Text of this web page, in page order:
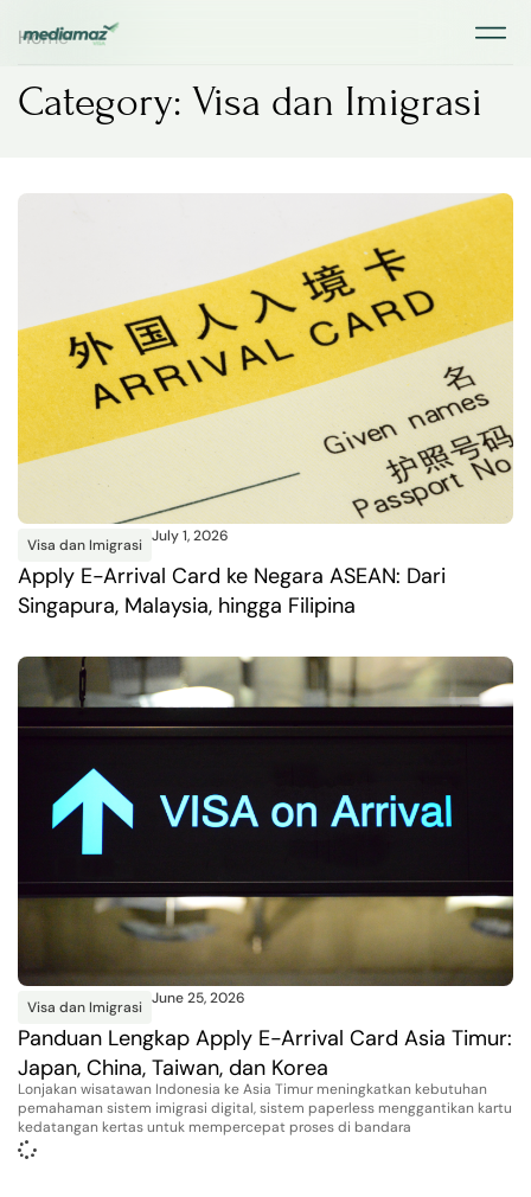
Home
Category: Visa dan Imigrasi
Visa dan Imigrasi July 1, 2026
Apply E-Arrival Card ke Negara ASEAN: Dari
Singapura, Malaysia, hingga Filipina
Visa dan Imigrasi June 25, 2026
Panduan Lengkap Apply E-Arrival Card Asia Timur:
Japan, China, Taiwan, dan Korea
Lonjakan wisatawan Indonesia ke Asia Timur meningkatkan kebutuhan
pemahaman sistem imigrasi digital, sistem paperless menggantikan kartu
kedatangan kertas untuk mempercepat proses di bandara